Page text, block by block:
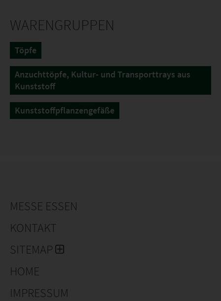
WARENGRUPPEN
Töpfe
Anzuchttöpfe, Kultur- und Transporttrays aus
Kunststoff
Kunststoffpflanzengefäße
MESSE ESSEN
KONTAKT
SITEMAP
HOME
IMPRESSUM